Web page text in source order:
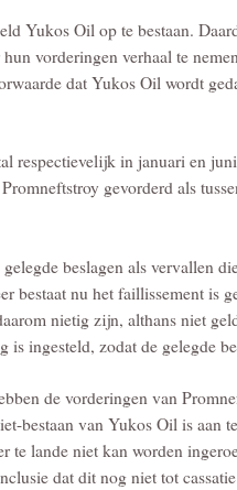
Yukos Oil op te bestaan.
vorderingen verhaal te
dat Yukos Oil wordt
respectievelijk in januari en
gevorderd als
beslagen als vervallen
bestaat nu het faillissement is
nietig zijn, althans niet
ingesteld, zodat de gelegde
de vorderingen van
bestaan van Yukos Oil is aan
te lande niet kan worden
dat dit nog niet tot